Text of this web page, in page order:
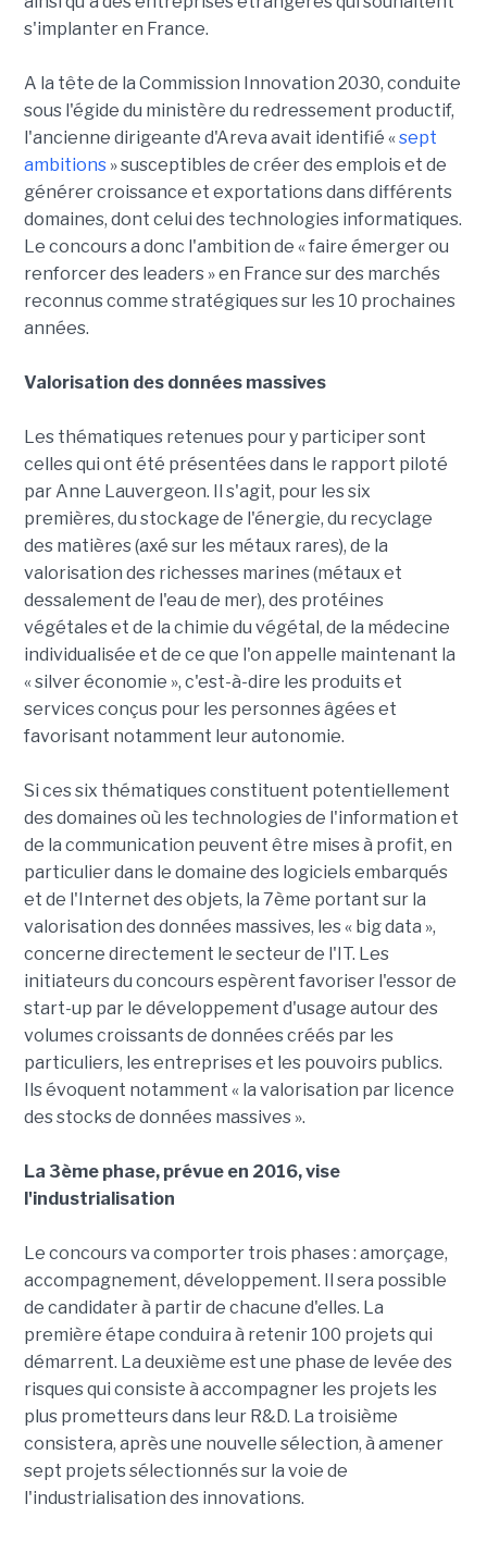
s'implanter en France.
A la tête de la Commission Innovation 2030, conduite
sous l'égide du ministère du redressement productif,
l'ancienne dirigeante d'Areva avait identifié «sept
ambitions» susceptibles de créer des emplois et de
générer croissance et exportations dans différents
domaines, dont celui des technologies informatiques.
Le concours a donc l'ambition de « faire émerger ou
renforcer des leaders » en France sur des marchés
reconnus comme stratégiques sur les 10 prochaines
années.
Valorisation des données massives
Les thématiques retenues pour y participer sont
celles qui ont été présentées dans le rapport piloté
par Anne Lauvergeon. Il s'agit, pour les six
premières, du stockage de l'énergie, du recyclage
des matières (axé sur les métaux rares), de la
valorisation des richesses marines (métaux et
dessalement de l'eau de mer), des protéines
végétales et de la chimie du végétal, de la médecine
individualisée et de ce que l'on appelle maintenant la
« silver économie », c'est-à-dire les produits et
services conçus pour les personnes âgées et
favorisant notamment leur autonomie.
Si ces six thématiques constituent potentiellement
des domaines où les technologies de l'information et
de la communication peuvent être mises à profit, en
particulier dans le domaine des logiciels embarqués
et de l'Internet des objets, la 7ème portant sur la
valorisation des données massives, les « big data »,
concerne directement le secteur de l'IT. Les
initiateurs du concours espèrent favoriser l'essor de
start-up par le développement d'usage autour des
volumes croissants de données créés par les
particuliers, les entreprises et les pouvoirs publics.
Ils évoquent notamment « la valorisation par licence
des stocks de données massives ».
La 3ème phase, prévue en 2016, vise
l'industrialisation
Le concours va comporter trois phases : amorçage,
accompagnement, développement. Il sera possible
de candidater à partir de chacune d'elles. La
première étape conduira à retenir 100 projets qui
démarrent. La deuxième est une phase de levée des
risques qui consiste à accompagner les projets les
plus prometteurs dans leur R&D. La troisième
consistera, après une nouvelle sélection, à amener
sept projets sélectionnés sur la voie de
l'industrialisation des innovations.